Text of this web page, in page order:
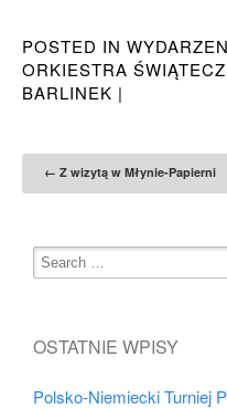
POSTED IN
ORKIESTRA
BARLINEK |
Post
← Z wizytą w Młynie-Papierni
OSTATNIE WPISY
Polsko-Niemiecki Turniej